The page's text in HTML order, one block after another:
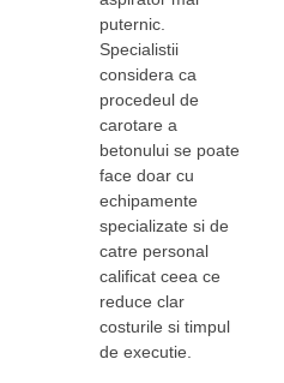
puternic.
Specialistii
considera ca
procedeul de
carotare a
betonului se poate
face doar cu
echipamente
specializate si de
catre personal
calificat ceea ce
reduce clar
costurile si timpul
de executie.